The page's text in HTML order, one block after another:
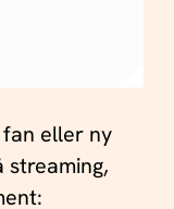
eller ny